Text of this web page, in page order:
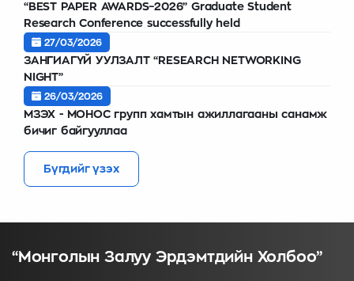
“BEST PAPER AWARDS–2026” Graduate Student
Research Conference successfully held
27/03/2026
ЗАНГИАГҮЙ УУЛЗАЛТ “RESEARCH NETWORKING
NIGHT”
26/03/2026
МЗЭХ - МОНОС групп хамтын ажиллагааны санамж
бичиг байгууллаа
Бүгдийг үзэх
“Монголын Залуу Эрдэмтдийн Холбоо”